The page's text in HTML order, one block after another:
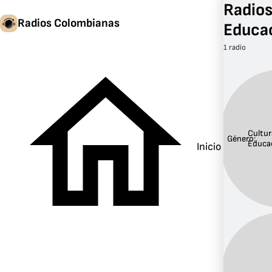
Radios Colombianas
Inicio
1 radio
Género: